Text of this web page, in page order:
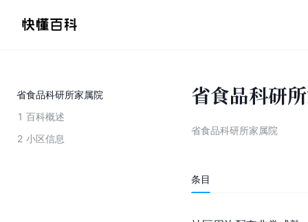
省食品科研所家属院
1 百科概述
2 小区信息
省食品科研
省食品科研所家属院
条目